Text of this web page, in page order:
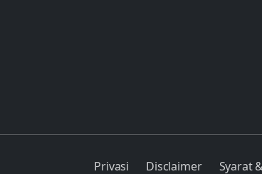
Privasi Disclaimer Syarat